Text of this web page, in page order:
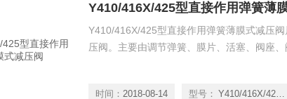
Y410/416X/425型直接作用弹簧薄
Y410/416X/425型直接作用弹簧薄膜式减压
压阀。主要由调节弹簧、膜片、活塞、阀座、
时间： 2018-08-14 型号： Y410/416X/425型